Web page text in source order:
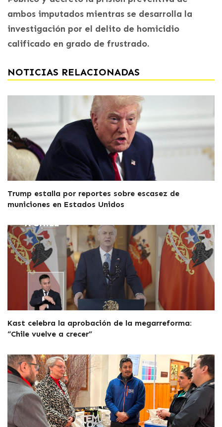
ambos imputados mientras se desarrolla la
investigación por el delito de homicidio
calificado en grado de frustrado.
NOTICIAS RELACIONADAS
Trump estalla por reportes sobre escasez de
municiones en Estados Unidos
Kast celebra la aprobación de la megarreforma:
“Chile vuelve a crecer”